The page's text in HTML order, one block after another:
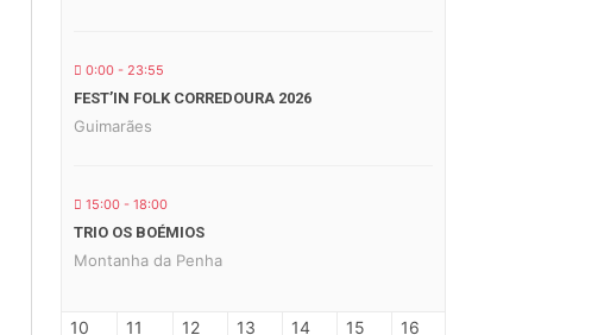
0:00 - 23:55
FEST’IN FOLK CORREDOURA 2026
Guimarães
15:00 - 18:00
TRIO OS BOÉMIOS
Montanha da Penha
10 11 12 13 14 15 16